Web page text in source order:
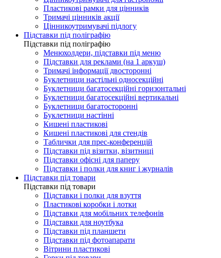
Пластикові рамки для цінників
Тримачі цінників акції
Цінникоутримувачі підлогу
Підставки під поліграфію
Підставки під поліграфію
Менюхолдери, підставки під меню
Підставки для реклами (на 1 аркуш)
Тримачі інформації двосторонні
Буклетници настільні односекційні
Буклетници багатосекційні горизонтальні
Буклетници багатосекційні вертикальні
Буклетници багатосторонні
Буклетници настінні
Кишені пластикові
Кишені пластикові для стендів
Таблички для прес-конференцій
Підставки під візитки, візитниці
Підставки офісні для паперу
Підставки і полки для книг і журналів
Підставки під товари
Підставки під товари
Підставки і полки для взуття
Пластикові коробки і лотки
Підставки для мобільних телефонів
Підставки для ноутбука
Підставки під планшети
Підставки під фотоапарати
Вітрини пластикові